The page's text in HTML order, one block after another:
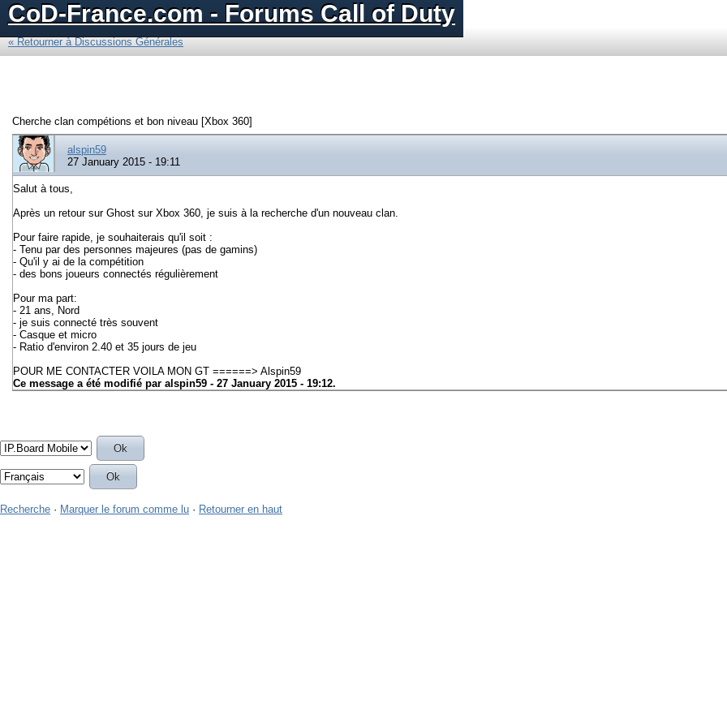
CoD-France.com - Forums Call of Duty
« Retourner à Discussions Générales
Cherche clan compétions et bon niveau [Xbox 360]
alspin59
27 January 2015 - 19:11
Salut à tous,
Après un retour sur Ghost sur Xbox 360, je suis à la recherche d'un nouveau clan.
Pour faire rapide, je souhaiterais qu'il soit :
- Tenu par des personnes majeures (pas de gamins)
- Qu'il y ai de la compétition
- des bons joueurs connectés régulièrement
Pour ma part:
- 21 ans, Nord
- je suis connecté très souvent
- Casque et micro
- Ratio d'environ 2.40 et 35 jours de jeu
POUR ME CONTACTER VOILA MON GT ======> Alspin59
Ce message a été modifié par alspin59 - 27 January 2015 - 19:12.
Recherche · Marquer le forum comme lu · Retourner en haut